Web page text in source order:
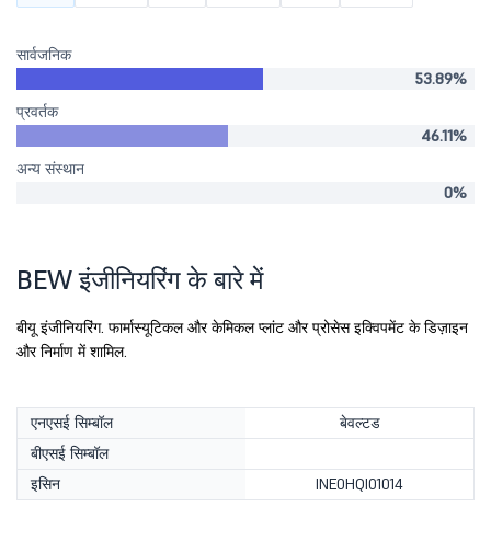
सार्वजनिक
53.89%
प्रवर्तक
46.11%
अन्य संस्थान
0%
BEW इंजीनियरिंग के बारे में
बीयू इंजीनियरिंग. फार्मास्यूटिकल और केमिकल प्लांट और प्रोसेस इक्विपमेंट के डिज़ाइन
और निर्माण में शामिल.
एनएसई सिम्बॉल
बेवल्टड
बीएसई सिम्बॉल
इसिन
INE0HQI01014